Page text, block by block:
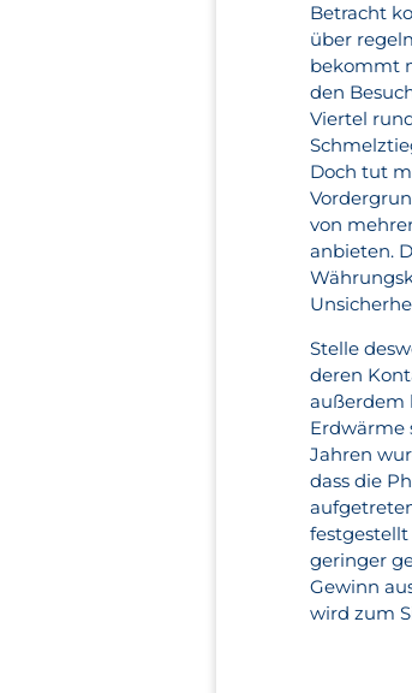
Betracht
über
bekommt
den
Viertel
Doch tut
von
anbieten.
Stelle
deren
außerdem
Erdwärme
Jahren
dass die
geringer
Gewinn
wird zum